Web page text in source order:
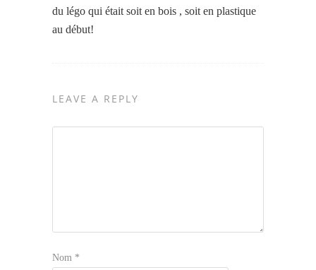
du légo qui était soit en bois , soit en plastique
au début!
LEAVE A REPLY
Nom *